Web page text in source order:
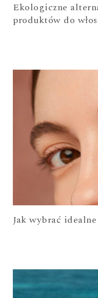
Ekologiczne
produktów do
Jak wybrać